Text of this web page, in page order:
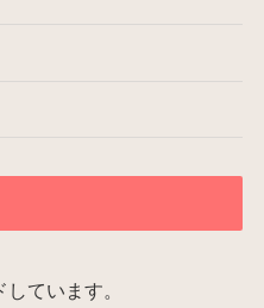
ています。